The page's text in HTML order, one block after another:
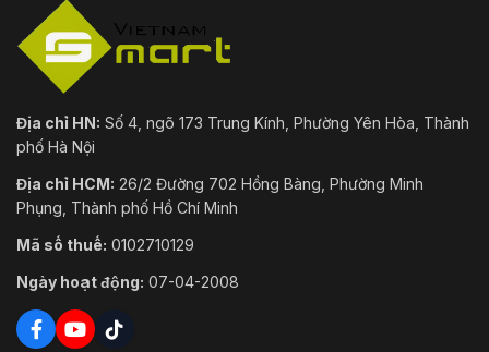
Chống nước và bụi IP68
Chống va đập
Chất liệu vỏ SUS316L (Thép không gỉ 316)
Kích thước sản
phẩm
219.5 mm × Φ165 mm × 118.2 mm
(8.64" × Φ6.50" × 4.65")
Trọng lượng tịnh
Trọng lượng cả bao
bì
Địa chỉ HN: Số 4, ngõ 173 Trung Kính, Phường Yên Hòa, Thành
phố Hà Nội
Địa chỉ HCM: 26/2 Đường 702 Hồng Bàng, Phường Minh
Phụng, Thành phố Hồ Chí Minh
Mã số thuế: 0102710129
Ngày hoạt động: 07-04-2008